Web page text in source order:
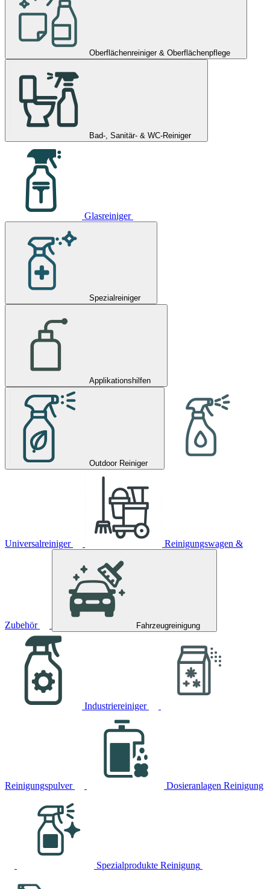
Oberflächenreiniger & Oberflächenpflege
Bad-, Sanitär- & WC-Reiniger
Glasreiniger
Spezialreiniger
Applikationshilfen
Outdoor Reiniger
Universalreiniger Reinigungswagen &
Zubehör Fahrzeugreinigung
Industriereiniger
Reinigungspulver Dosieranlagen Reinigung
Spezialprodukte Reinigung